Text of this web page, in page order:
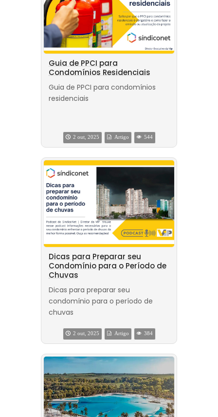
Guia de PPCI para
Condomínios Residenciais
Guia de PPCI para condomínios
residenciais
2 out, 2025 Artigo 544
Dicas para Preparar seu
Condomínio para o Período de
Chuvas
Dicas para preparar seu
condomínio para o período de
chuvas
2 out, 2025 Artigo 384